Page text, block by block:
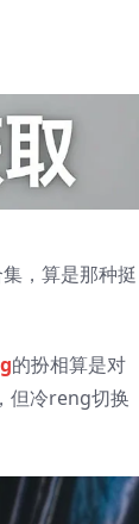
，算是那种挺
的扮相算是对
但冷reng切换